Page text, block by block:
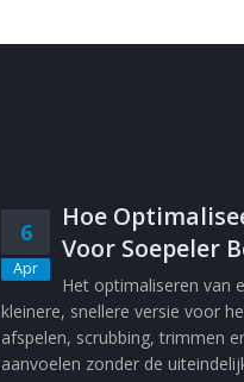
6
Apr
Hoe
Voor Soepeler
Het optimaliseren van
kleinere, snellere versie voor
afspelen, scrubbing, trimmen
aanvoelen zonder de